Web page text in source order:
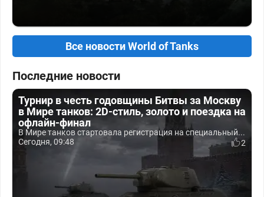
Все новости World of Tanks
Последние новости
Турнир в честь годовщины Битвы за Москву
в Мире танков: 2D-стиль, золото и поездка на
офлайн-финал
В Мире танков стартовала регистрация на специальный...
Сегодня, 09:48
2